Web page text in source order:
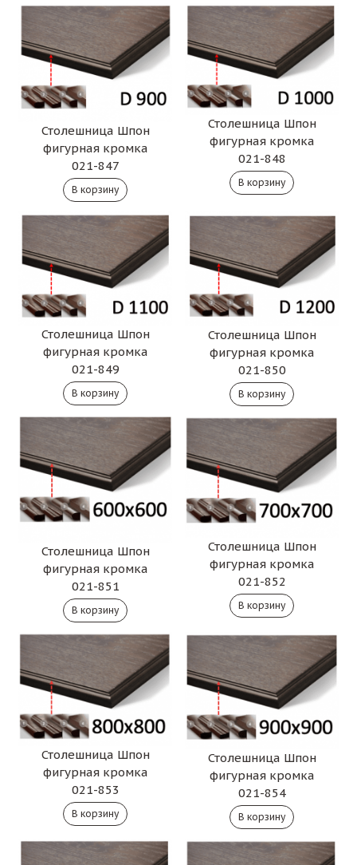
Столешница Шпон
фигурная кромка
021-847
Столешница Шпон
фигурная кромка
021-848
Столешница Шпон
фигурная кромка
021-849
Столешница Шпон
фигурная кромка
021-850
Столешница Шпон
фигурная кромка
021-851
Столешница Шпон
фигурная кромка
021-852
Столешница Шпон
фигурная кромка
021-853
Столешница Шпон
фигурная кромка
021-854